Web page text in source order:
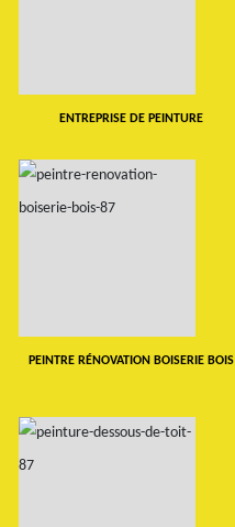
ENTREPRISE DE PEINTURE
PEINTRE RÉNOVATION BOISERIE BOIS